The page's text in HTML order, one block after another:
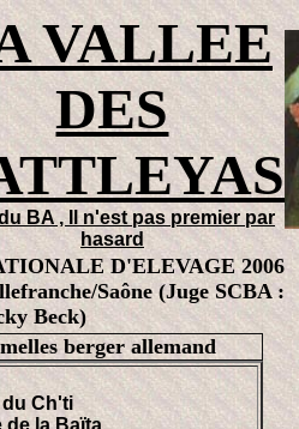
VALLEE
DES
BA , Il n'est pas premier par
hasard
D'ELEVAGE 2006
Saône (Juge SCBA :
Beck)
berger allemand
du Ch'ti
de la Baïta